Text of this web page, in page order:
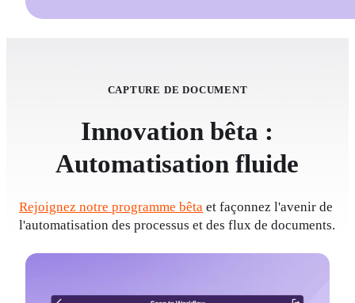
CAPTURE DE DOCUMENT
Innovation bêta :
Automatisation fluide
Rejoignez notre programme bêta et façonnez l'avenir de
l'automatisation des processus et des flux de documents.